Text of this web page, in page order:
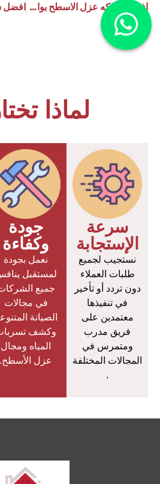
افضل شركه عزل الاسطح بوادي الدواسر 0533910940
لماذا
سرعة
الإستجابة
نستجيب لجميع
طلبات العملاء
دون تردد أو تأخير
في تنفيذها
معتمدين على
فريق مدرب
ومتمرس في
المجالات المختلفة
.
جودة
وكفاءة
نعمل بجودة
لمستقبل
جميع
في مجالات
الصيانة
وكشف
المياه ومجال
عزل الأسطح.